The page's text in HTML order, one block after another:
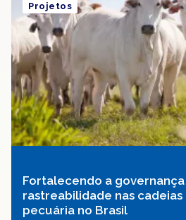
Fortalecendo a
rastreabilidade nas
pecuária no Brasil
Projetos